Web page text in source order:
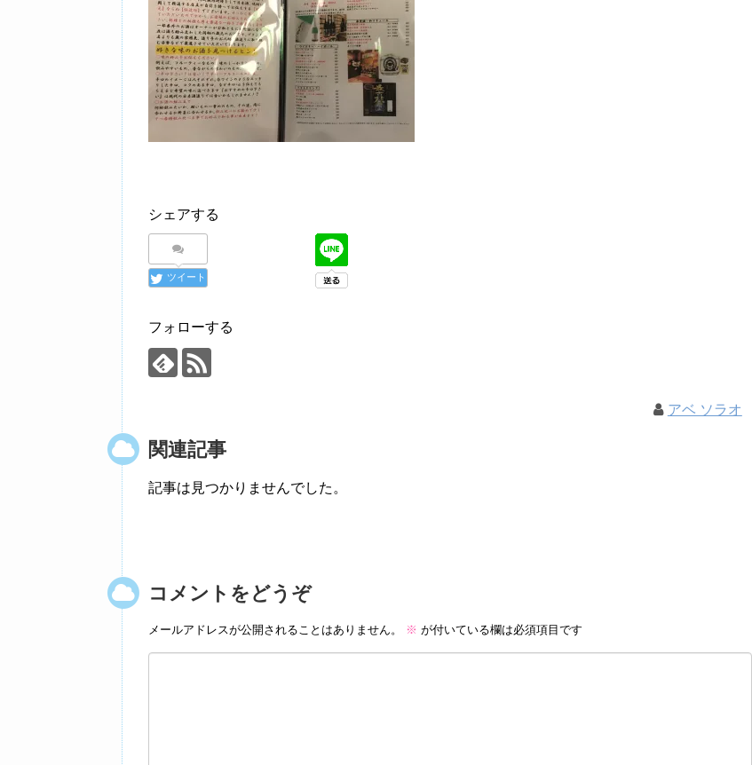
シェアする
ツイート
フォローする
アベ ソラオ
関連記事
記事は見つかりませんでした。
コメントをどうぞ
メールアドレスが公開されることはありません。 ※ が付いている欄は必須項目です